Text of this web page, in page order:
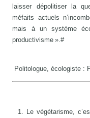
laisser dépolitiser la
méfaits actuels
mais à un système
productivisme ».#
Politologue, écologiste :
Le végétarisme,